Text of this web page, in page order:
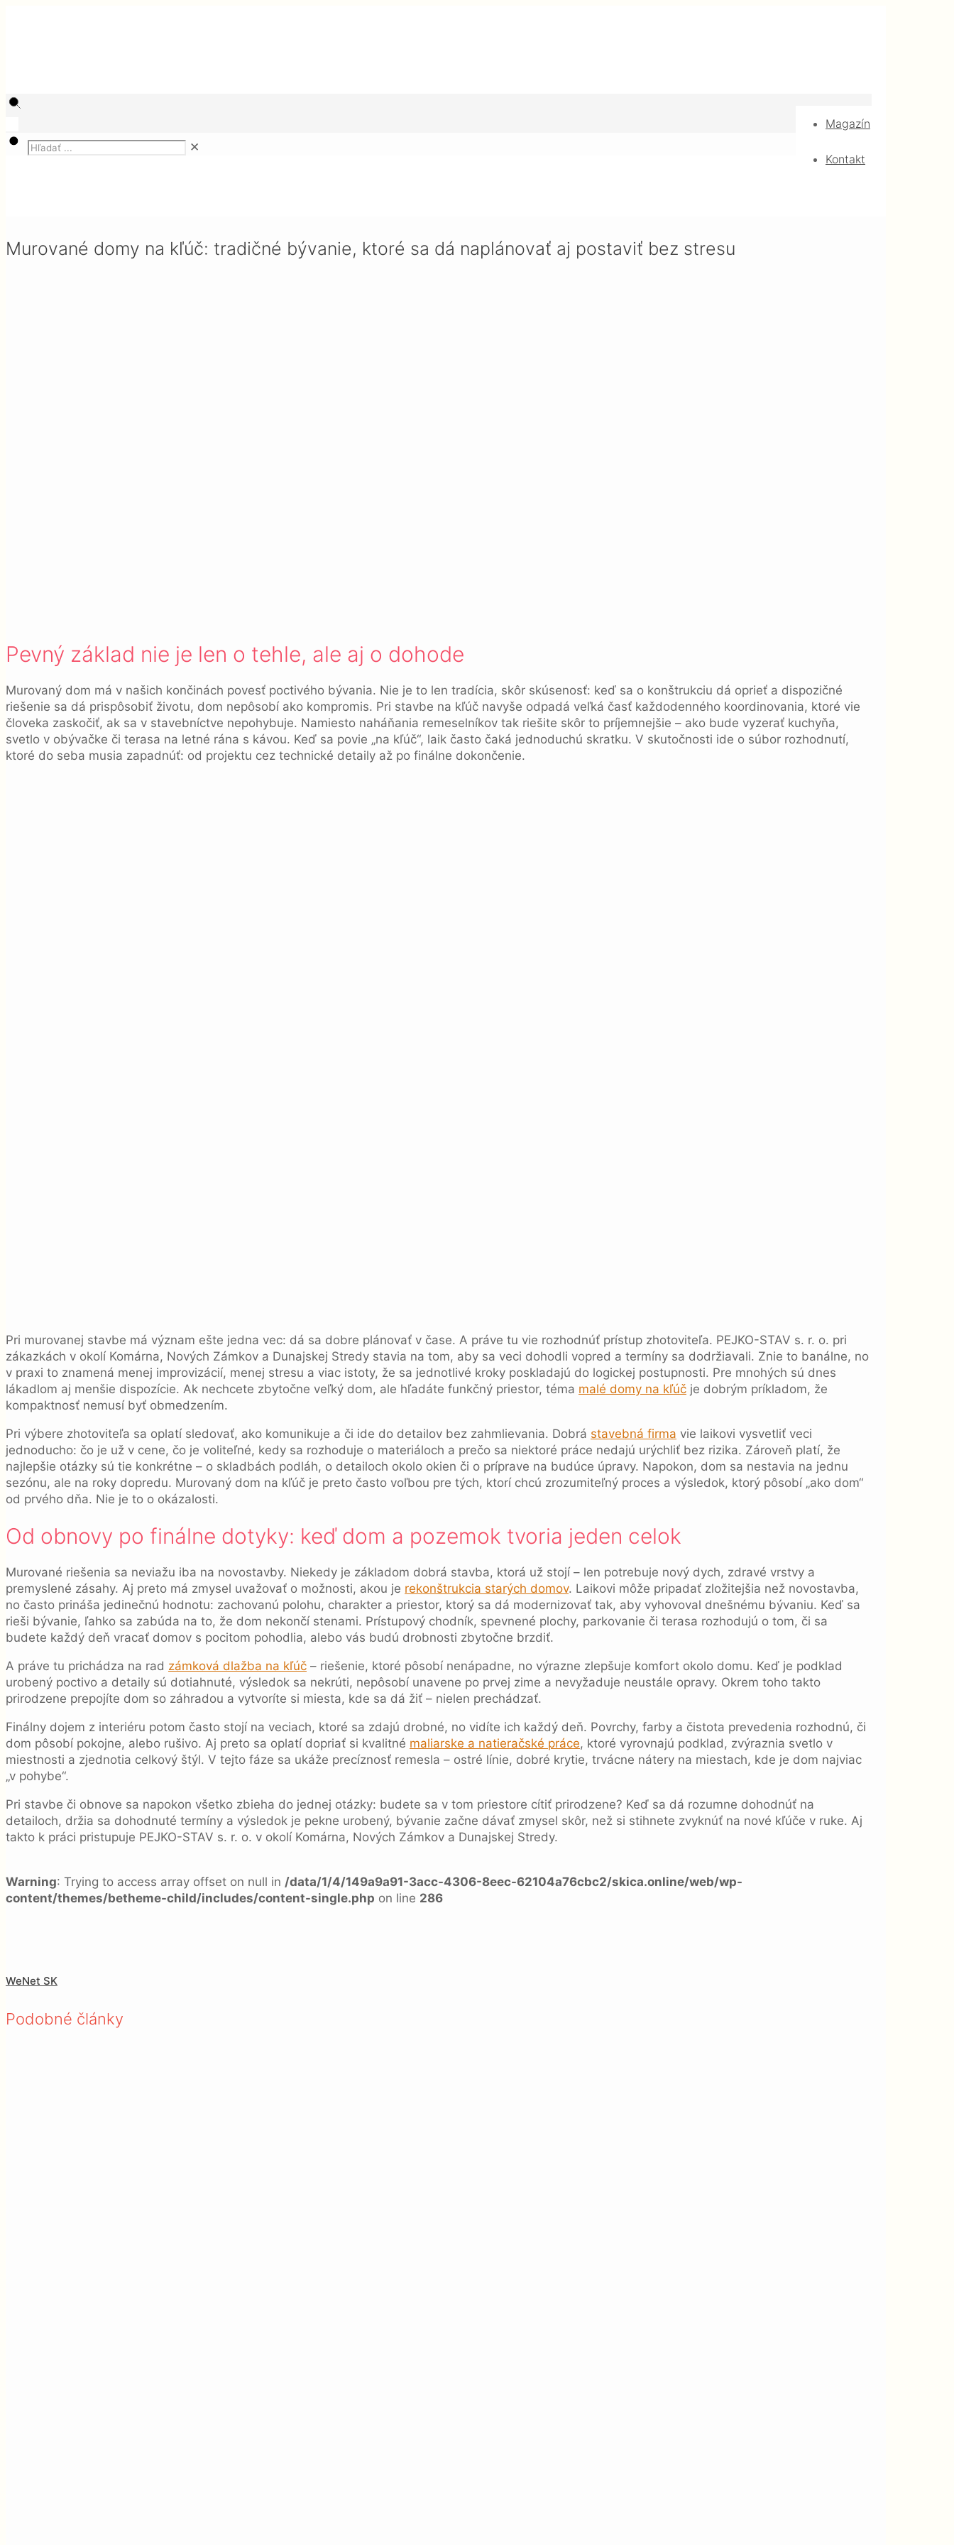
Magazín
Kontakt
✕
Murované domy na kľúč: tradičné bývanie, ktoré sa dá naplánovať aj postaviť bez stresu
Pevný základ nie je len o tehle, ale aj o dohode
Murovaný dom má v našich končinách povesť poctivého bývania. Nie je to len tradícia, skôr skúsenosť: keď sa o konštrukciu dá oprieť a dispozičné
riešenie sa dá prispôsobiť životu, dom nepôsobí ako kompromis. Pri stavbe na kľúč navyše odpadá veľká časť každodenného koordinovania, ktoré vie
človeka zaskočiť, ak sa v stavebníctve nepohybuje. Namiesto naháňania remeselníkov tak riešite skôr to príjemnejšie – ako bude vyzerať kuchyňa,
svetlo v obývačke či terasa na letné rána s kávou. Keď sa povie „na kľúč“, laik často čaká jednoduchú skratku. V skutočnosti ide o súbor rozhodnutí,
ktoré do seba musia zapadnúť: od projektu cez technické detaily až po finálne dokončenie.
Pri murovanej stavbe má význam ešte jedna vec: dá sa dobre plánovať v čase. A práve tu vie rozhodnúť prístup zhotoviteľa. PEJKO-STAV s. r. o. pri
zákazkách v okolí Komárna, Nových Zámkov a Dunajskej Stredy stavia na tom, aby sa veci dohodli vopred a termíny sa dodržiavali. Znie to banálne, no
v praxi to znamená menej improvizácií, menej stresu a viac istoty, že sa jednotlivé kroky poskladajú do logickej postupnosti. Pre mnohých sú dnes
lákadlom aj menšie dispozície. Ak nechcete zbytočne veľký dom, ale hľadáte funkčný priestor, téma malé domy na kľúč je dobrým príkladom, že
kompaktnosť nemusí byť obmedzením.
Pri výbere zhotoviteľa sa oplatí sledovať, ako komunikuje a či ide do detailov bez zahmlievania. Dobrá stavebná firma vie laikovi vysvetliť veci
jednoducho: čo je už v cene, čo je voliteľné, kedy sa rozhoduje o materiáloch a prečo sa niektoré práce nedajú urýchliť bez rizika. Zároveň platí, že
najlepšie otázky sú tie konkrétne – o skladbách podláh, o detailoch okolo okien či o príprave na budúce úpravy. Napokon, dom sa nestavia na jednu
sezónu, ale na roky dopredu. Murovaný dom na kľúč je preto často voľbou pre tých, ktorí chcú zrozumiteľný proces a výsledok, ktorý pôsobí „ako dom“
od prvého dňa. Nie je to o okázalosti.
Od obnovy po finálne dotyky: keď dom a pozemok tvoria jeden celok
Murované riešenia sa neviažu iba na novostavby. Niekedy je základom dobrá stavba, ktorá už stojí – len potrebuje nový dych, zdravé vrstvy a
premyslené zásahy. Aj preto má zmysel uvažovať o možnosti, akou je rekonštrukcia starých domov. Laikovi môže pripadať zložitejšia než novostavba,
no často prináša jedinečnú hodnotu: zachovanú polohu, charakter a priestor, ktorý sa dá modernizovať tak, aby vyhovoval dnešnému bývaniu. Keď sa
rieši bývanie, ľahko sa zabúda na to, že dom nekončí stenami. Prístupový chodník, spevnené plochy, parkovanie či terasa rozhodujú o tom, či sa
budete každý deň vracať domov s pocitom pohodlia, alebo vás budú drobnosti zbytočne brzdiť.
A práve tu prichádza na rad zámková dlažba na kľúč – riešenie, ktoré pôsobí nenápadne, no výrazne zlepšuje komfort okolo domu. Keď je podklad
urobený poctivo a detaily sú dotiahnuté, výsledok sa nekrúti, nepôsobí unavene po prvej zime a nevyžaduje neustále opravy. Okrem toho takto
prirodzene prepojíte dom so záhradou a vytvoríte si miesta, kde sa dá žiť – nielen prechádzať.
Finálny dojem z interiéru potom často stojí na veciach, ktoré sa zdajú drobné, no vidíte ich každý deň. Povrchy, farby a čistota prevedenia rozhodnú, či
dom pôsobí pokojne, alebo rušivo. Aj preto sa oplatí dopriať si kvalitné maliarske a natieračské práce, ktoré vyrovnajú podklad, zvýraznia svetlo v
miestnosti a zjednotia celkový štýl. V tejto fáze sa ukáže precíznosť remesla – ostré línie, dobré krytie, trvácne nátery na miestach, kde je dom najviac
„v pohybe“.
Pri stavbe či obnove sa napokon všetko zbieha do jednej otázky: budete sa v tom priestore cítiť prirodzene? Keď sa dá rozumne dohodnúť na
detailoch, držia sa dohodnuté termíny a výsledok je pekne urobený, bývanie začne dávať zmysel skôr, než si stihnete zvyknúť na nové kľúče v ruke. Aj
takto k práci pristupuje PEJKO-STAV s. r. o. v okolí Komárna, Nových Zámkov a Dunajskej Stredy.
Warning: Trying to access array offset on null in /data/1/4/149a9a91-3acc-4306-8eec-62104a76cbc2/skica.online/web/wp-
content/themes/betheme-child/includes/content-single.php on line 286
WeNet SK
Podobné články